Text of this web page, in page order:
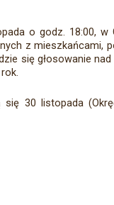
o godz. 18:00,
z mieszkańcami,
się głosowanie
się 30 listopada